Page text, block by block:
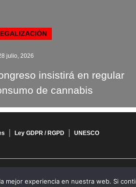
julio, 2026
insistirá en regular
de cannabis
Ley GDPR / RGPD UNESCO
mejor experiencia en nuestra web. Si